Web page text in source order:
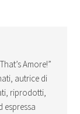
Amore!”
autrice di
riprodotti,
espressa